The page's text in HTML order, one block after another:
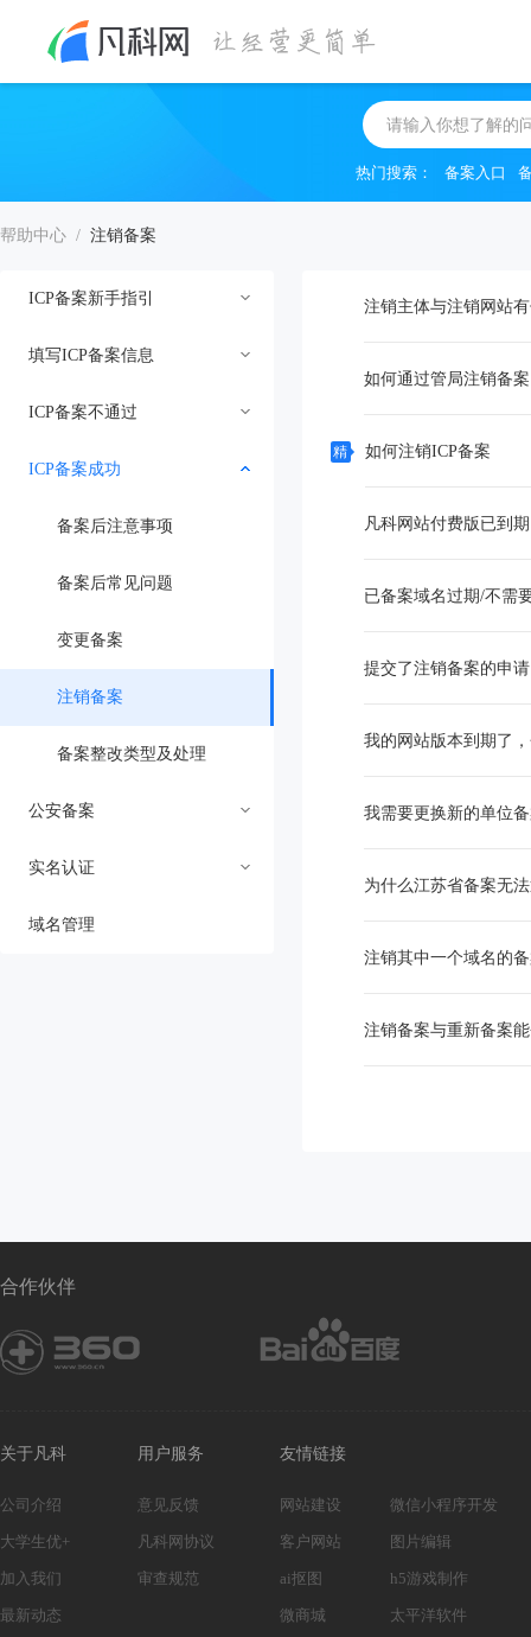
热门搜索： 备案入口
帮助中心 / 注销备案
ICP备案新手指引
备案视频教程
备案前须知
备案前资料准备
备案类型介绍
常见问题
填写ICP备案信息
校验备案类型
选择备案地区
填写主办单位信息
填写备案网站基本信息
填写主体负责人基本信息
备案上传证件要求
上传主办单位证件
上传主体负责人证件
上传域名证书
上传其他资料证件
ICP备案不通过
备案不通过原因查询
备案基础信息打回
资料上传不符
人像采集失败
短信核验失败
前置文件与说明书原因
域名原因
其他打回原因
ICP备案成功
备案后注意事项
备案后常见问题
变更备案
注销备案
备案整改类型及处理
公安备案
公安备案介绍
公安备案填写指南
实名认证
实名认证介绍及流程
域名管理
注销主体与注销网站
如何通过管局注销备
精 如何注销ICP备案
凡科网站付费版已到
已备案域名过期/不需
提交了注销备案的申
我的网站版本到期了
我需要更换新的单位
为什么江苏省备案无
注销其中一个域名的
注销备案与重新备案
合作伙伴
关于凡科
公司介绍
大学生优+
加入我们
最新动态
用户服务
意见反馈
凡科网协议
审查规范
友情链接
网站建设 微信小程序开发
客户网站 图片编辑
ai抠图 h5游戏制作
微商城 太平洋软件